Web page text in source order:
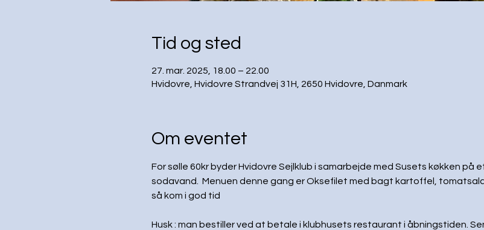
Tid og sted
27. mar. 2025, 18.00 – 22.00
Hvidovre, Hvidovre Strandvej 31H, 2650 Hvidovre, Danmark
Om eventet
For sølle 60kr byder Hvidovre Sejlklub i samarbejde med Susets køkken på
sodavand.  Menuen denne gang er Oksefilet med bagt kartoffel,
så kom i god tid
Husk : man bestiller ved at betale i klubhusets restaurant i åbningstiden.